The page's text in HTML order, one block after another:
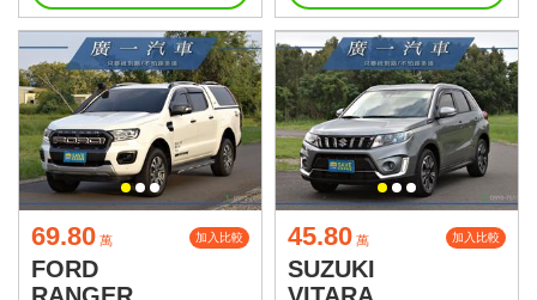
69.80 萬 加入比較
FORD
45.80 萬 加入比較
SUZUKI